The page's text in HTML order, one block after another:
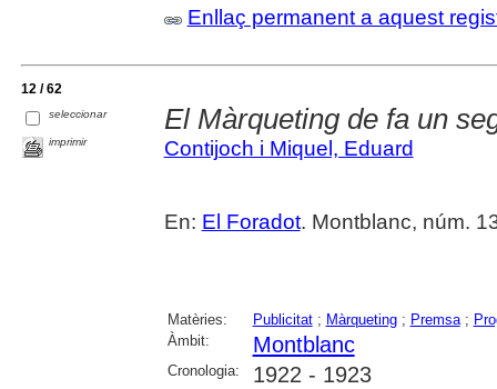
Enllaç permanent a aquest
12 / 62
seleccionar
imprimir
El Màrqueting de fa un
Contijoch i Miquel, Eduard
En: El Foradot. Montblanc, núm.
Matèries: Publicitat; Màrqueting; Premsa;
Àmbit:
Montblanc
Cronologia: 1922 - 1923